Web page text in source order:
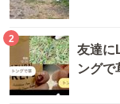
2
友達に
ング